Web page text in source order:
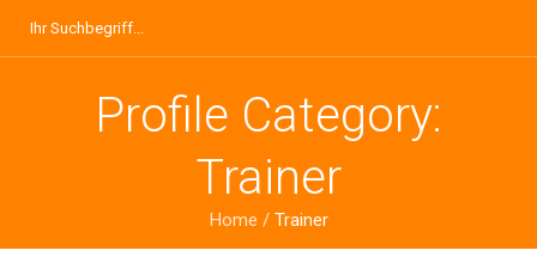
Profile Category:
Trainer
Home / Trainer